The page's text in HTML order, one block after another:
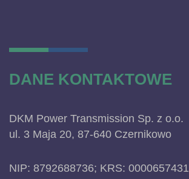
DANE KONTAKTOWE
DKM Power Transmission Sp. z o.o.
ul. 3 Maja 20, 87-640 Czernikowo
NIP: 8792688736; KRS: 0000657431